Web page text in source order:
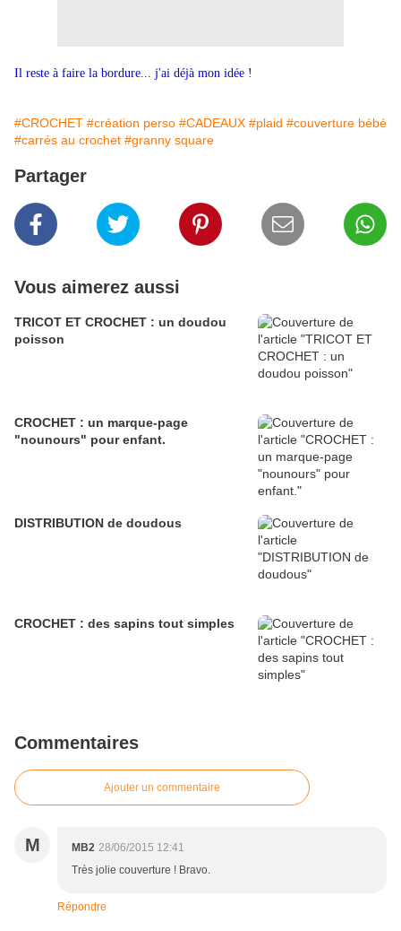
Il reste à faire la bordure... j'ai déjà mon idée !
#CROCHET #création perso #CADEAUX #plaid #couverture bébé
#carrés au crochet #granny square
Partager
Vous aimerez aussi
TRICOT ET CROCHET : un doudou
poisson
CROCHET : un marque-page
"nounours" pour enfant.
DISTRIBUTION de doudous
CROCHET : des sapins tout simples
Commentaires
Ajouter un commentaire
M MB2 28/06/2015 12:41
Très jolie couverture ! Bravo.
Répondre